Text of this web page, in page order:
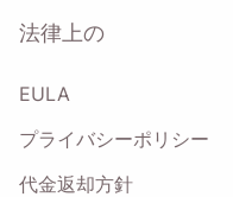
法律上の
EULA
プライバシーポリシー
代金返却方針
Name
Email